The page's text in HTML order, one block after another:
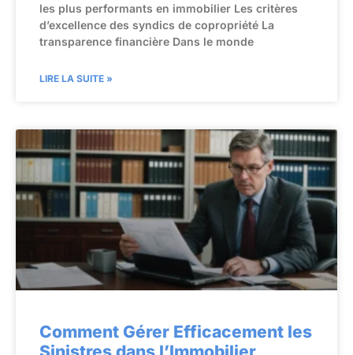
les plus performants en immobilier Les critères
d’excellence des syndics de copropriété La
transparence financière Dans le monde
LIRE LA SUITE »
Comment Gérer Efficacement les